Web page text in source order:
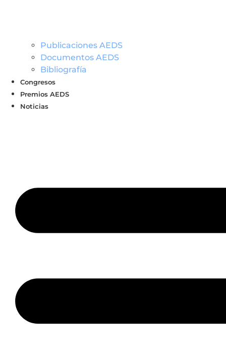
Publicaciones AEDS
Documentos AEDS
Bibliografía
Congresos
Premios AEDS
Noticias